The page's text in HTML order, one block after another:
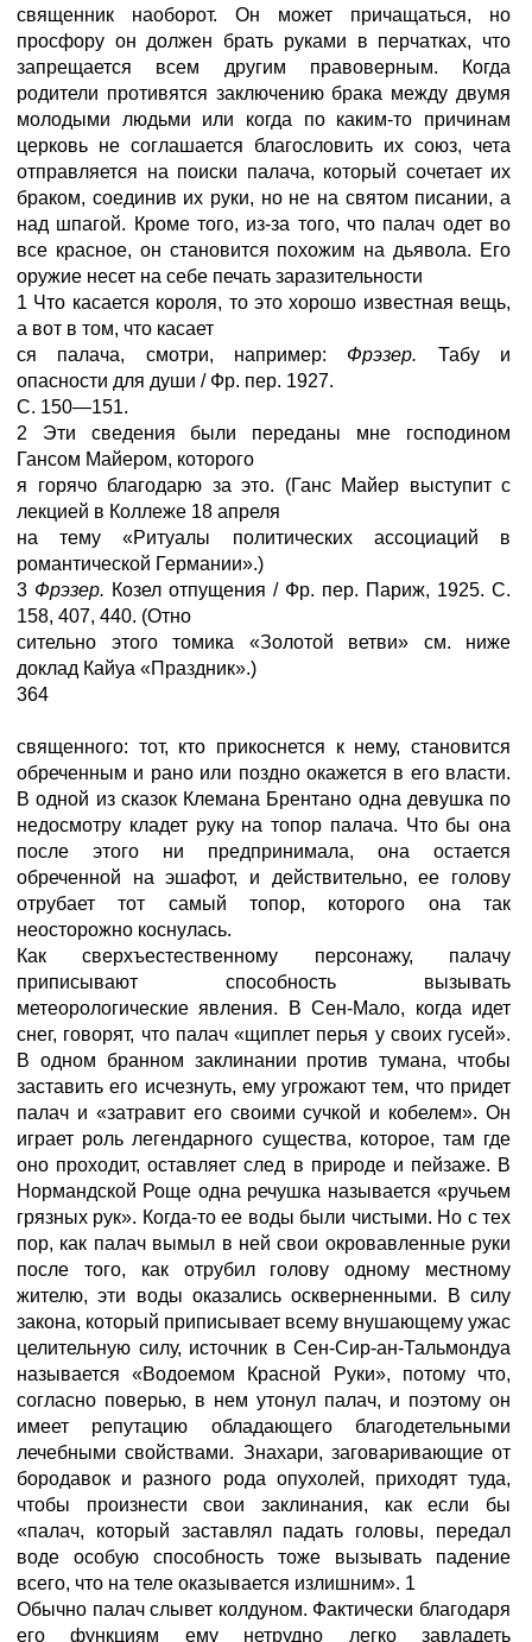
священник наоборот. Он может причащаться, но
просфору он должен брать руками в перчатках, что
запрещается всем другим правоверным. Когда
родители противятся заключению брака между двумя
молодыми людьми или когда по каким-то причинам
церковь не соглашается благословить их союз, чета
отправляется на поиски палача, который сочетает их
браком, соединив их руки, но не на святом писании, а
над шпагой. Кроме того, из-за того, что палач одет во
все красное, он становится похожим на дьявола. Его
оружие несет на себе печать заразительности
1 Что касается короля, то это хорошо известная вещь,
а вот в том, что касает
ся палача, смотри, например: Фрэзер. Табу и
опасности для души / Фр. пер. 1927.
С. 150—151.
2 Эти сведения были переданы мне господином
Гансом Майером, которого
я горячо благодарю за это. (Ганс Майер выступит с
лекцией в Коллеже 18 апреля
на тему «Ритуалы политических ассоциаций в
романтической Германии».)
3 Фрэзер. Козел отпущения / Фр. пер. Париж, 1925. С.
158, 407, 440. (Отно
сительно этого томика «Золотой ветви» см. ниже
доклад Кайуа «Праздник».)
364
священного: тот, кто прикоснется к нему, становится
обреченным и рано или поздно окажется в его власти.
В одной из сказок Клемана Брентано одна девушка по
недосмотру кладет руку на топор палача. Что бы она
после этого ни предпринимала, она остается
обреченной на эшафот, и действительно, ее голову
отрубает тот самый топор, которого она так
неосторожно коснулась.
Как сверхъестественному персонажу, палачу
приписывают способность вызывать
метеорологические явления. В Сен-Мало, когда идет
снег, говорят, что палач «щиплет перья у своих гусей».
В одном бранном заклинании против тумана, чтобы
заставить его исчезнуть, ему угрожают тем, что придет
палач и «затравит его своими сучкой и кобелем». Он
играет роль легендарного существа, которое, там где
оно проходит, оставляет след в природе и пейзаже. В
Нормандской Роще одна речушка называется «ручьем
грязных рук». Когда-то ее воды были чистыми. Но с тех
пор, как палач вымыл в ней свои окровавленные руки
после того, как отрубил голову одному местному
жителю, эти воды оказались оскверненными. В силу
закона, который приписывает всему внушающему ужас
целительную силу, источник в Сен-Сир-ан-Тальмондуа
называется «Водоемом Красной Руки», потому что,
согласно поверью, в нем утонул палач, и поэтому он
имеет репутацию обладающего благодетельными
лечебными свойствами. Знахари, заговаривающие от
бородавок и разного рода опухолей, приходят туда,
чтобы произнести свои заклинания, как если бы
«палач, который заставлял падать головы, передал
воде особую способность тоже вызывать падение
всего, что на теле оказывается излишним». 1
Обычно палач слывет колдуном. Фактически благодаря
его функциям ему нетрудно легко завладеть